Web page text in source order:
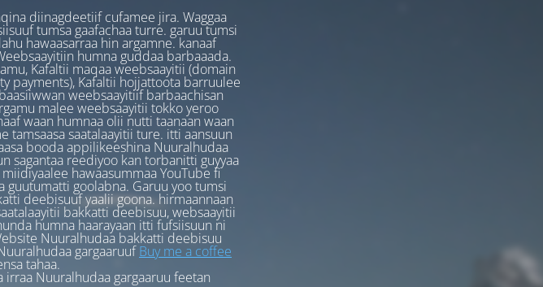
diinagdeetiif cufamee jira. Waggaa
tumsa gaafachaa turre. garuu tumsi
hawaasarraa hin argamne. kanaaf
humna guddaa barbaaada.
Kafaltii maqaa weebsaayitii (domain
payments), Kafaltii hojjattoota barruulee
weebsaayitiif barbaachisan
malee weebsaayitii tokko yeroo
waan humnaa olii nutti taanaan waan
saatalaayitii ture. itti aansuun
booda appilikeeshina Nuuralhudaa
sagantaa reediyoo kan torbanitti guyyaa
hawaasummaa YouTube fi
goolabna. Garuu yoo tumsi
deebisuuf yaalii goona. hirmaannaan
bakkatti deebisuu, websaayitii
humna haarayaan itti fufsiisuun ni
Nuuralhudaa bakkatti deebisuu
gargaaruufBuy me a coffee
tahaa.
Nuuralhudaa gargaaruu feetan